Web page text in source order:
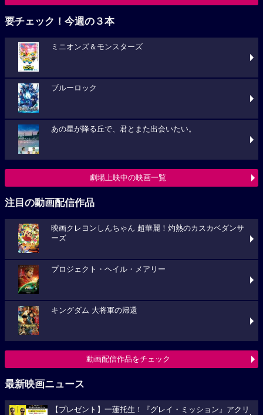
要チェック！今週の３本
ミニオンズ＆モンスターズ
ブルーロック
あの星が降る丘で、君とまた出会いたい。
劇場上映中の映画一覧
注目の動画配信作品
映画クレヨンしんちゃん 超華麗！灼熱のカスカベダンサ
ーズ
プロジェクト・ヘイル・メアリー
キングダム 大将軍の帰還
動画配信作品をチェック
最新映画ニュース
【プレゼント】一蓮托生！『グレイ・ミッション』アクリ